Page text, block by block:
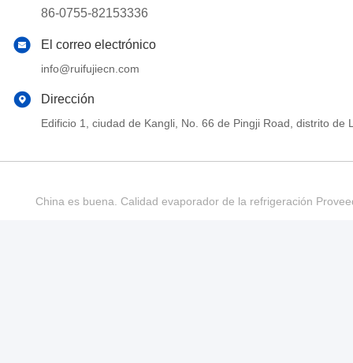
86-0755-82153336
El correo electrónico
info@ruifujiecn.com
Dirección
Edificio 1, ciudad de Kangli, No. 66 de Pingji Road, distrito
China es buena. Calidad evaporador de la refrigeración